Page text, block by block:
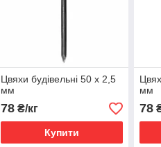
Цвяхи будівельні 50 х 2,5
мм
78₴/кг
Купити
мм
78